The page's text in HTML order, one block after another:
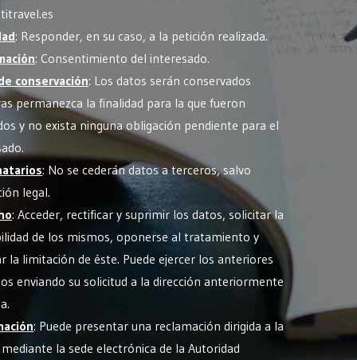
: Responder, en su caso, a la petición realizada.
: Consentimiento del interesado.
conservación: Los datos serán conservados
permanezca la finalidad para la que fueron
y no exista ninguna obligación pendiente para el
: No se cederán datos a terceros, salvo
legal.
: Acceder, rectificar y suprimir los datos, solicitar la
de los mismos, oponerse al tratamiento y
la limitación de éste. Puede ejercer los anteriores
enviando su solicitud a la dirección anteriormente
: Puede presentar una reclamación dirigida a la
mediante la sede electrónica de la Autoridad